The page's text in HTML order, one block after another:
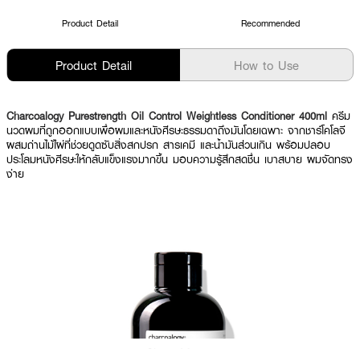
Product Detail Recommended
Product Detail How to Use
Charcoalogy Purestrength Oil Control Weightless Conditioner 400ml ครีม
นวดผมที่ถูกออกแบบเพื่อผมและหนังศีรษะธรรมดาถึงมันโดยเฉพาะ จากชาร์โคโลจี
ผสมถ่านไม้ไผ่ที่ช่วยดูดซับสิ่งสกปรก สารเคมี และน้ำมันส่วนเกิน พร้อมปลอบ
ประโลมหนังศีรษะให้กลับแข็งแรงมากขึ้น มอบความรู้สึกสดชื่น เบาสบาย ผมจัดทรง
ง่าย